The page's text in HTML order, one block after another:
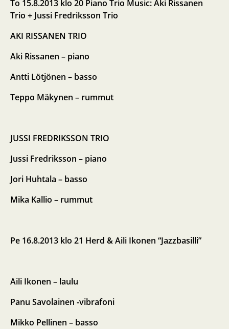
To 15.8.2013 klo 20 Piano Trio Music: Aki Rissanen
Trio + Jussi Fredriksson Trio
AKI RISSANEN TRIO
Aki Rissanen – piano
Antti Lötjönen – basso
Teppo Mäkynen – rummut
JUSSI FREDRIKSSON TRIO
Jussi Fredriksson – piano
Jori Huhtala – basso
Mika Kallio – rummut
Pe 16.8.2013 klo 21 Herd & Aili Ikonen “Jazzbasilli”
Aili Ikonen – laulu
Panu Savolainen -vibrafoni
Mikko Pellinen – basso